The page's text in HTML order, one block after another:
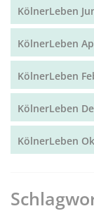
KölnerLeben
KölnerLeben
KölnerLeben
KölnerLeben
KölnerLeben